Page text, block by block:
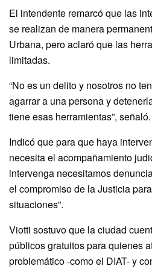
El intendente remarcó que las
se realizan de manera
Urbana, pero aclaró que las
limitadas.
“No es un delito y nosotros no
agarrar a una persona y
tiene esas herramientas”, señaló.
Indicó que para que haya
necesita el acompañamiento
intervenga necesitamos
el compromiso de la Justicia
situaciones”.
Viotti sostuvo que la ciudad
públicos gratuitos para quienes
problemático -como el DIAT- y